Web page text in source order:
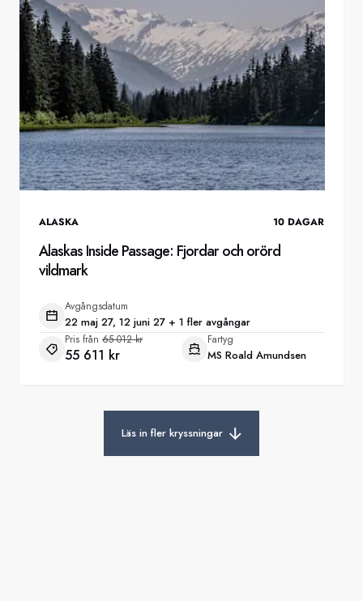
ALASKA 10 DAGAR
Alaskas Inside Passage: Fjordar och orörd
vildmark
Avgångsdatum
22 maj 27, 12 juni 27 + 1 fler avgångar
Pris från 65 012 kr
55 611 kr
Fartyg
MS Roald Amundsen
Läs in fler kryssningar